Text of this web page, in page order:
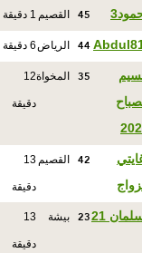
45 القصيم 1 دقيقة
44 الرياض6 دقيقة
35 المخواة12
دقيقة
42 القصيم 13
دقيقة
21
23 بيشة 13
دقيقة